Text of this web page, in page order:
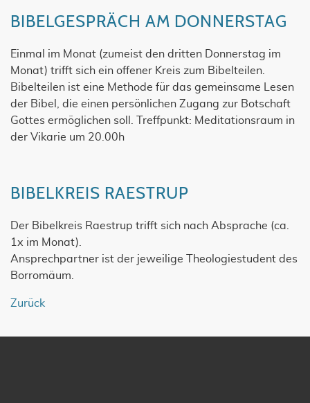
BIBELGESPRÄCH AM DONNERSTAG
Einmal im Monat (zumeist den dritten Donnerstag im
Monat) trifft sich ein offener Kreis zum Bibelteilen.
Bibelteilen ist eine Methode für das gemeinsame Lesen
der Bibel, die einen persönlichen Zugang zur Botschaft
Gottes ermöglichen soll. Treffpunkt: Meditationsraum in
der Vikarie um 20.00h
BIBELKREIS RAESTRUP
Der Bibelkreis Raestrup trifft sich nach Absprache (ca.
1x im Monat).
Ansprechpartner ist der jeweilige Theologiestudent des
Borromäum.
Zurück